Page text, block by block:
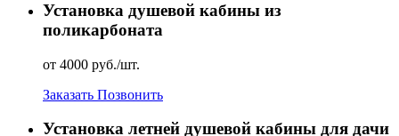
Установка душевой кабины из
поликарбоната
от 4000 руб./шт.
Заказать Позвонить
Установка летней душевой кабины для дачи